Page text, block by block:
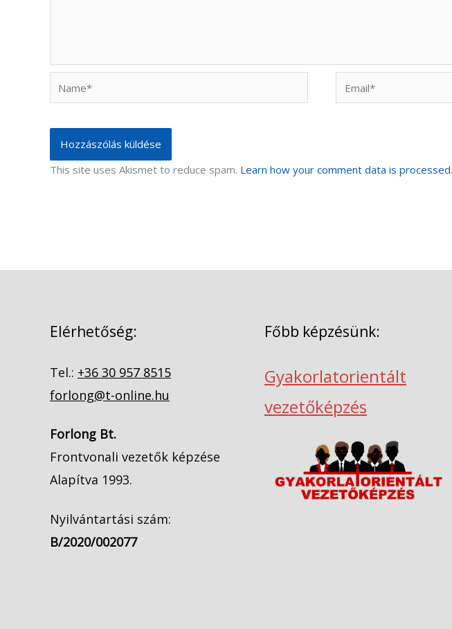
This site uses Akismet to reduce spam. Learn how your comment data is processed.
Elérhetőség:
Tel.: +36 30 957 8515
forlong@t-online.hu
Forlong Bt.
Frontvonali vezetők képzése
Alapítva 1993.
Nyilvántartási szám:
B/2020/002077
Főbb képzésünk:
Gyakorlatorientált
vezetőképzés